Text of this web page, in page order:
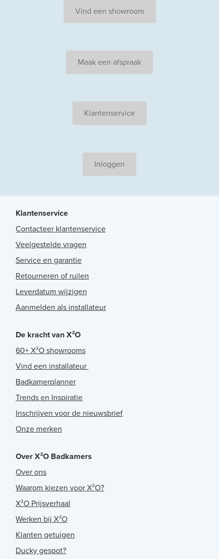
Vind een showroom
Maak een afspraak
Klantenservice
Inloggen
Klantenservice
Contacteer klantenservice
Veelgestelde vragen
Service en garantie
Retourneren of ruilen
Leverdatum wijzigen
Aanmelden als installateur
De kracht van X²O
60+ X²O showrooms
Vind een installateur
Badkamerplanner
Trends en Inspiratie
Inschrijven voor de nieuwsbrief
Onze merken
Over X²O Badkamers
Over ons
Waarom kiezen voor X²O?
X²O Prijsverhaal
Werken bij X²O
Klanten getuigen
Ducky gespot?